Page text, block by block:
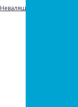
Неваляшка Бамбини